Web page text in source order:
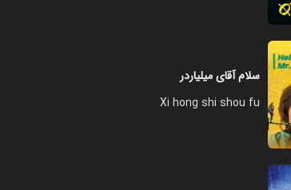
سلام آقای میلیاردر
Xi hong shi shou fu